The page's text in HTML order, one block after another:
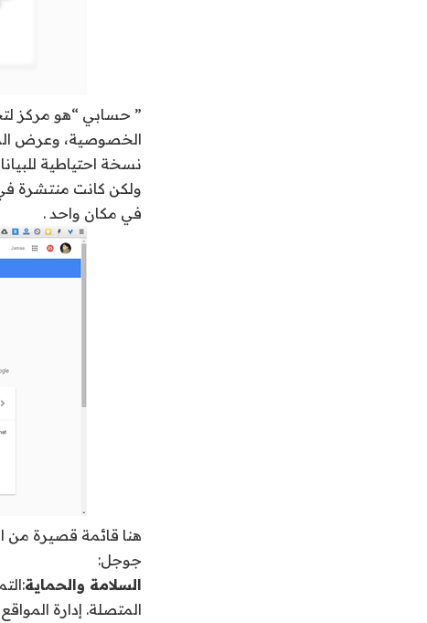
” حسابي “هو مركز
الخصوصية، وعرض
نسخة احتياطية
ولكن كانت منتشرة في
في مكان واحد .
هنا قائمة قصيرة من
جوجل:
السلامة والحماية
المتصلة. إدارة